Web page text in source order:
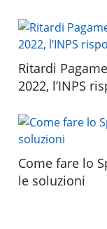
Ritardi
2022, l’INPS
Come fare lo
le soluzioni